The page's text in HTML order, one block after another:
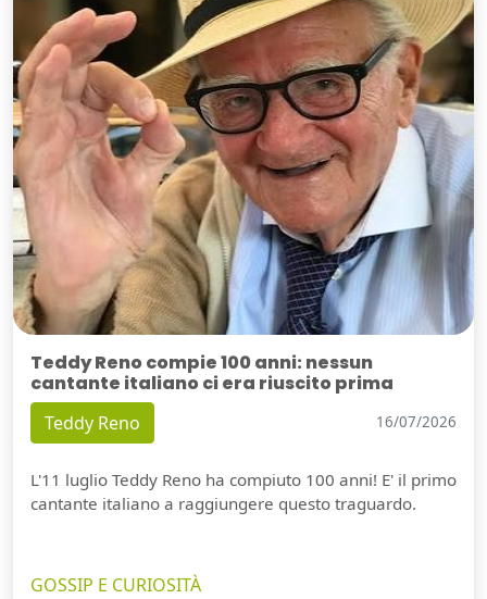
Teddy Reno compie 100 anni: nessun
cantante italiano ci era riuscito prima
Teddy Reno 16/07/2026
L'11 luglio Teddy Reno ha compiuto 100 anni! E' il primo
cantante italiano a raggiungere questo traguardo.
GOSSIP E CURIOSITÀ